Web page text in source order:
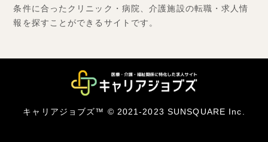
条件に合ったクリニック・病院、介護施設の転職・求人情
報を探すことができるサイトです。
キャリアジョブズ™ © 2021-2023 SUNSQUARE Inc.